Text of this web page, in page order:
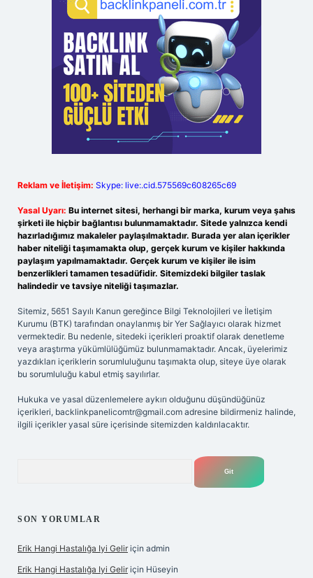
Reklam ve İletişim: Skype: live:.cid.575569c608265c69
Yasal Uyarı: Bu internet sitesi, herhangi bir marka, kurum veya şahıs
şirketi ile hiçbir bağlantısı bulunmamaktadır. Sitede yalnızca kendi
hazırladığımız makaleler paylaşılmaktadır. Burada yer alan içerikler
haber niteliği taşımamakta olup, gerçek kurum ve kişiler hakkında
paylaşım yapılmamaktadır. Gerçek kurum ve kişiler ile isim
benzerlikleri tamamen tesadüfidir. Sitemizdeki bilgiler taslak
halindedir ve tavsiye niteliği taşımazlar.
Sitemiz, 5651 Sayılı Kanun gereğince Bilgi Teknolojileri ve İletişim
Kurumu (BTK) tarafından onaylanmış bir Yer Sağlayıcı olarak hizmet
vermektedir. Bu nedenle, sitedeki içerikleri proaktif olarak denetleme
veya araştırma yükümlülüğümüz bulunmamaktadır. Ancak, üyelerimiz
yazdıkları içeriklerin sorumluluğunu taşımakta olup, siteye üye olarak
bu sorumluluğu kabul etmiş sayılırlar.
Hukuka ve yasal düzenlemelere aykırı olduğunu düşündüğünüz
içerikleri, backlinkpanelicomtr@gmail.com adresine bildirmeniz halinde,
ilgili içerikler yasal süre içerisinde sitemizden kaldırılacaktır.
SON YORUMLAR
Erik Hangi Hastalığa Iyi Gelir için admin
Erik Hangi Hastalığa Iyi Gelir için Hüseyin